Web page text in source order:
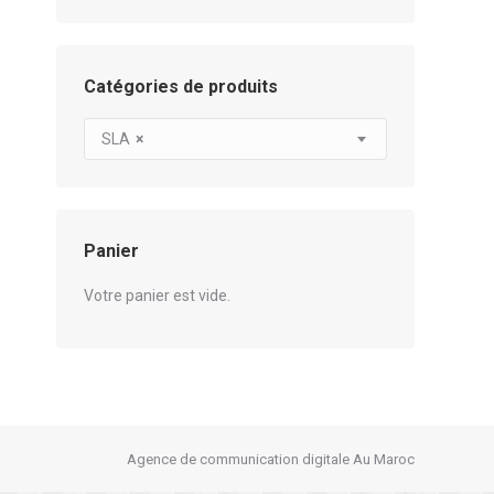
Catégories de produits
×
SLA
Panier
Votre panier est vide.
Agence de communication digitale Au Maroc